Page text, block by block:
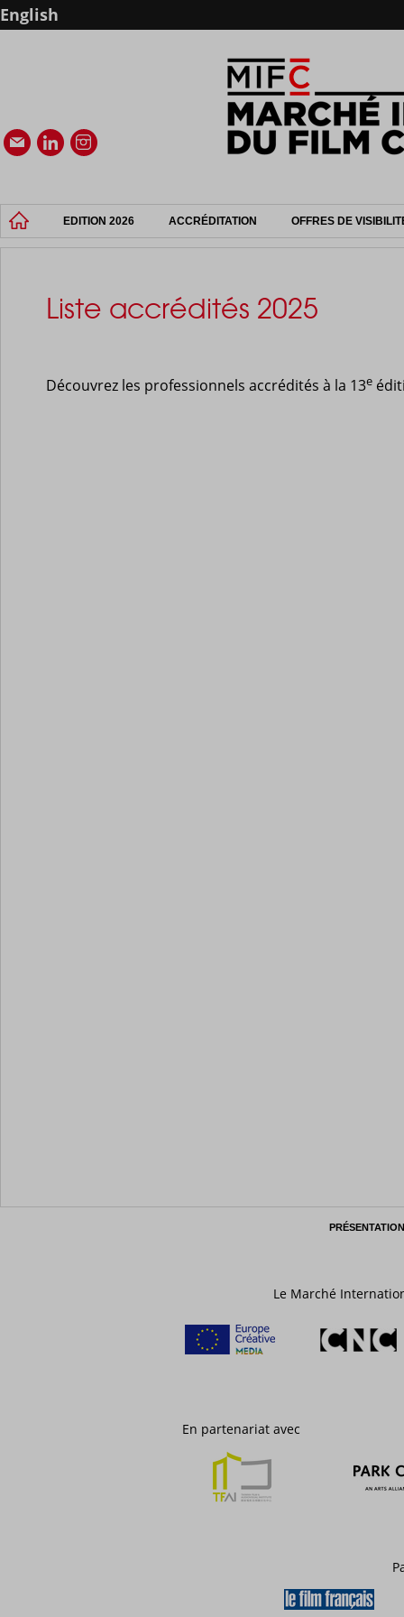
English
EDITION 2026 ACCRÉDITATION OFFRES DE
Liste accrédités 2025
Découvrez les professionnels accrédités à la 13e
PRÉSENTATION
Le Marché
En partenariat avec